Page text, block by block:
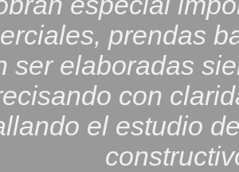
prendas
ser elaboradas
con
el estudio